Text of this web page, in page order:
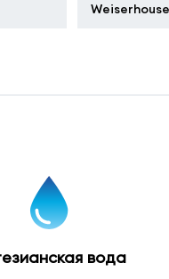
Weiserhouse
вода